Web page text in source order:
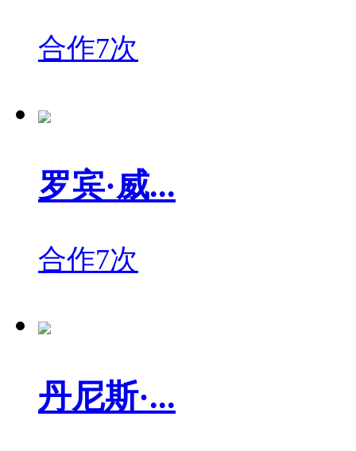
合作7次
罗宾·威...
合作7次
丹尼斯·...